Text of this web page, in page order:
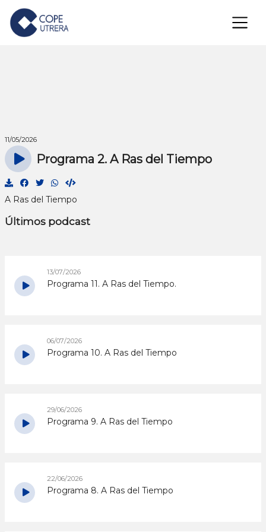
×
11/05/2026
Programa 2. A Ras del Tiempo
A Ras del Tiempo
Últimos podcast
13/07/2026
Programa 11. A Ras del Tiempo.
06/07/2026
Programa 10. A Ras del Tiempo
29/06/2026
Programa 9. A Ras del Tiempo
22/06/2026
Programa 8. A Ras del Tiempo